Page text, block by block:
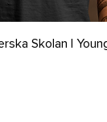
rapide
Skolan |